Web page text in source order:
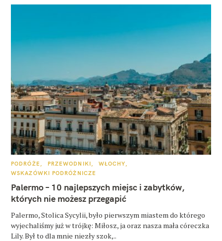
K
T
G
O
R
PODRÓŻE PRZEWODNIKI
WŁOCHY
WSKAZÓWKI PODRÓŻNICZE
Palermo – 10 najlepszych miejsc i zabytków,
których nie możesz przegapić
Palermo, Stolica Sycylii, było pierwszym miastem do którego
wyjechaliśmy już w trójkę: Miłosz, ja oraz nasza mała córeczka
Lily. Był to dla mnie niezły szok,..